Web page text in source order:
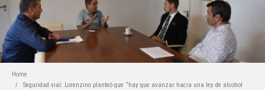
Home
Seguridad vial: Lorenzino planteó que “hay que avanzar hacia una ley de alcohol